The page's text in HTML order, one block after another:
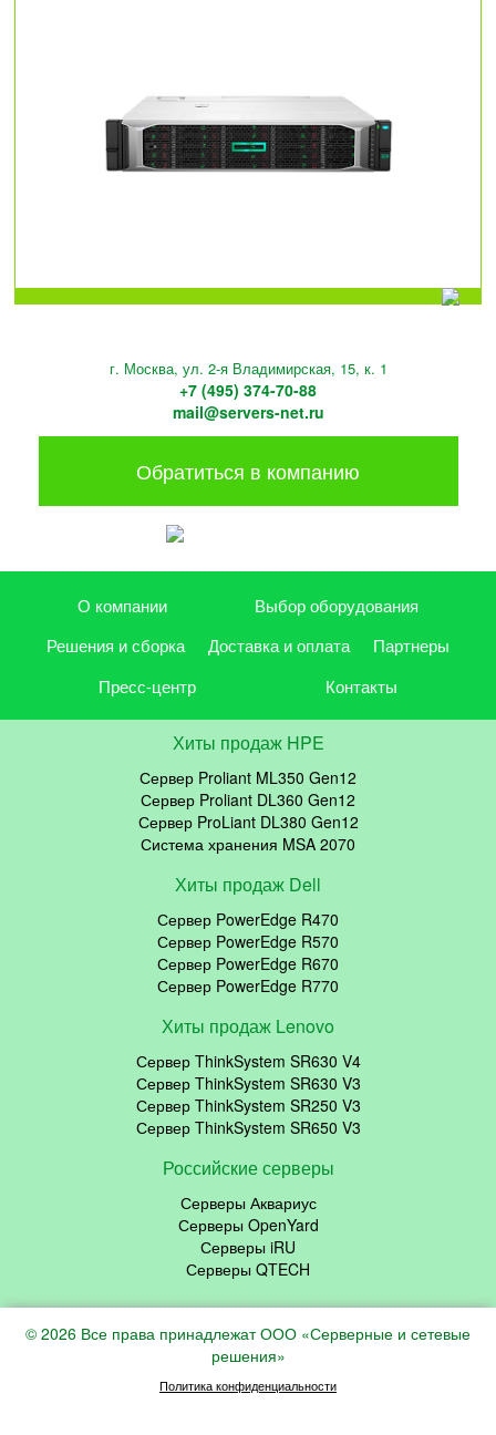
г. Москва, ул. 2-я Владимирская, 15, к. 1
+7 (495) 374-70-88
mail@servers-net.ru
Обратиться в компанию
О компании
Выбор оборудования
Решения и сборка
Доставка и оплата
Партнеры
Пресс-центр
Контакты
Хиты продаж HPE
Сервер Proliant ML350 Gen12
Сервер Proliant DL360 Gen12
Сервер ProLiant DL380 Gen12
Система хранения MSA 2070
Хиты продаж Dell
Сервер PowerEdge R470
Сервер PowerEdge R570
Сервер PowerEdge R670
Сервер PowerEdge R770
Хиты продаж Lenovo
Сервер ThinkSystem SR630 V4
Сервер ThinkSystem SR630 V3
Сервер ThinkSystem SR250 V3
Сервер ThinkSystem SR650 V3
Российские серверы
Серверы Аквариус
Серверы OpenYard
Серверы iRU
Серверы QTECH
© 2026 Все права принадлежат ООО «Серверные и сетевые
решения»
Политика конфиденциальности